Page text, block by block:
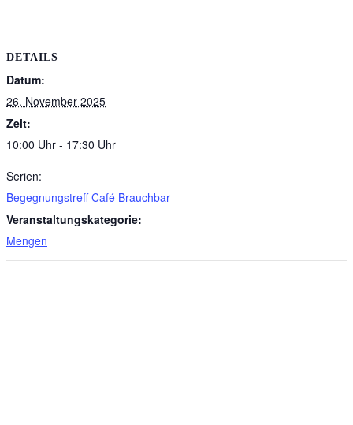
DETAILS
Datum:
26. November 2025
Zeit:
10:00 Uhr - 17:30 Uhr
Serien:
Begegnungstreff Café Brauchbar
Veranstaltungskategorie:
Mengen